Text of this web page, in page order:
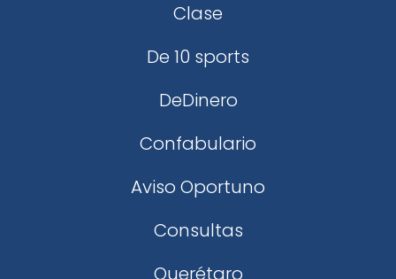
Clase
De 10 sports
DeDinero
Confabulario
Aviso Oportuno
Consultas
Querétaro